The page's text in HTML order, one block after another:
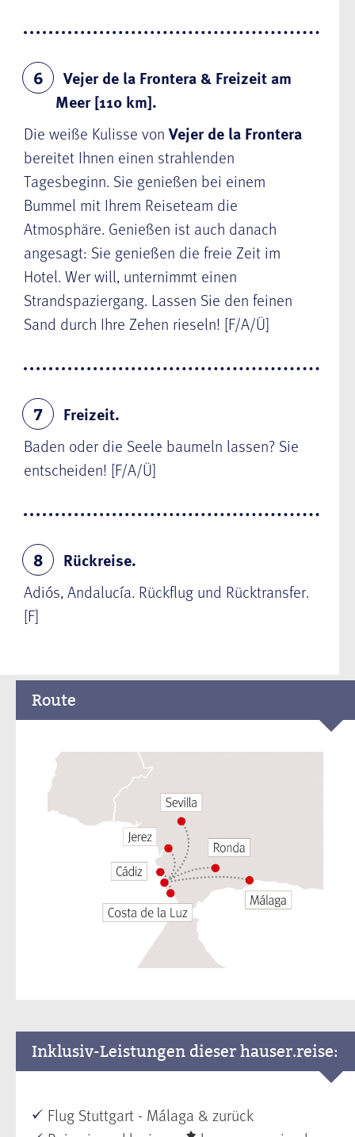
6
Vejer de la Frontera & Freizeit am
Meer [110 km].
Die weiße Kulisse vonVejer de la Frontera
bereitet Ihnen einen strahlenden
Tagesbeginn. Sie genießen bei einem
Bummel mit Ihrem Reiseteam die
Atmosphäre. Genießen ist auch danach
angesagt: Sie genießen die freie Zeit im
Hotel. Wer will, unternimmt einen
Strandspaziergang. Lassen Sie den feinen
Sand durch Ihre Zehen rieseln! [F/A/Ü]
7
Freizeit.
Baden oder die Seele baumeln lassen? Sie
entscheiden! [F/A/Ü]
8
Rückreise.
Adiós, Andalucía. Rückflug und Rücktransfer.
[F]
Route
Inklusiv-Leistungen dieser hauser.reise:
Flug Stuttgart - Málaga & zurück